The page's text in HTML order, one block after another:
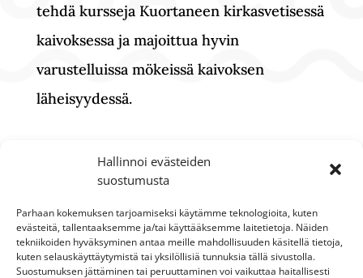
Hallinnoi evästeiden
suostumusta
Parhaan kokemuksen tarjoamiseksi käytämme teknologioita, kuten
evästeitä, tallentaaksemme ja/tai käyttääksemme laitetietoja. Näiden
tekniikoiden hyväksyminen antaa meille mahdollisuuden käsitellä tietoja,
kuten selauskäyttäytymistä tai yksilöllisiä tunnuksia tällä sivustolla.
Suostumuksen jättäminen tai peruuttaminen voi vaikuttaa haitallisesti
tehdä kursseja Kuortaneen kirkasvetisessä
kaivoksessa ja majoittua hyvin
varustelluissa mökeissä kaivoksen
läheisyydessä.
Kysy kursseista ja kurssiaikatauluista
lisää:
info@sukelluskoulutus.fi/ +358 400 863